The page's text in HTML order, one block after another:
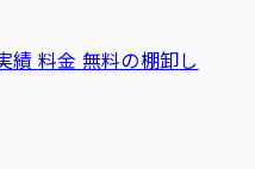
績 料金 無料の棚卸し